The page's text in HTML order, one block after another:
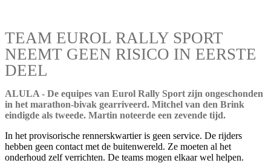
TEAM EUROL RALLY SPORT
NEEMT GEEN RISICO IN EERSTE
DEEL
ALULA - De equipes van Eurol Rally Sport zijn ongeschonden
in het marathon-bivak gearriveerd. Mitchel van den Brink
eindigde als tweede. Martin noteerde een zevende tijd.
In het provisorische rennerskwartier is geen service. De rijders
hebben geen contact met de buitenwereld. Ze moeten al het
onderhoud zelf verrichten. De teams mogen elkaar wel helpen.